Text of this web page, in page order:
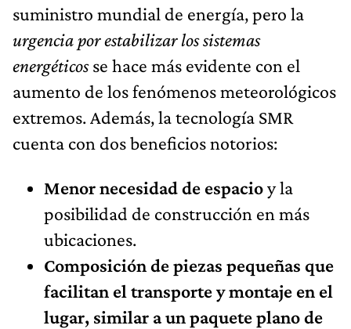
suministro mundial de energía, pero la
urgencia por estabilizar los sistemas
energéticosse hace más evidente con el
aumento de los fenómenos meteorológicos
extremos. Además, la tecnología SMR
cuenta con dos beneficios notorios:
Menor necesidad de espacioy la
posibilidad de construcción en más
ubicaciones.
Composición de piezas pequeñas que
facilitan el transporte y montaje en el
lugar, similar a un paquete plano de